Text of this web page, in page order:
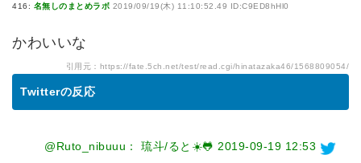
416: 名無しのまとめラボ 2019/09/19(木) 11:10:52.49 ID:C9ED8hHl0
かわいいな
引用元： https://fate.5ch.net/test/read.cgi/hinatazaka46/1568809054/
Twitterの反応
@Ruto_nibuuu： 琉斗/ると☀️🐸 2019-09-19 12:53